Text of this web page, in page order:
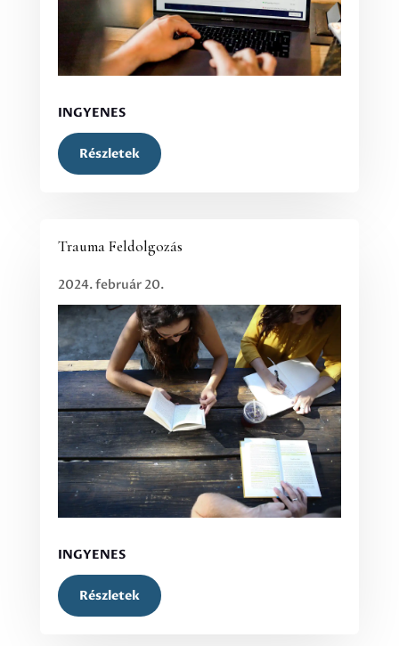
INGYENES
Részletek
Trauma Feldolgozás
2024. február 20.
INGYENES
Részletek